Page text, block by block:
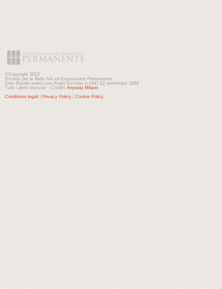
©Copyright 2012
Società per le Belle Arti ed Esposizione Permanente
Ente Morale eretto con Regio Decreto n.1447-22 settembre 1884
Tutti i diritti riservati - Credits Anyway Milano
Condizioni legali
Privacy Policy Cookie Policy